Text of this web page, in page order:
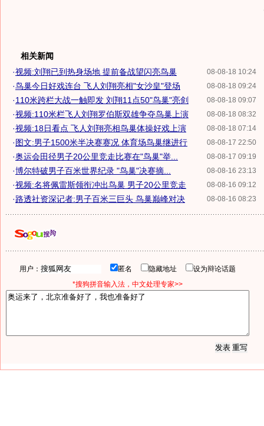
相关新闻
08-08-18 10:24
·视频:刘翔已到热身场地 提前备战望闪亮鸟巢
08-08-18 09:24
·鸟巢今日好戏连台 飞人刘翔亮相"女沙皇"登场
08-08-18 09:07
·110米跨栏大战一触即发 刘翔11点50"鸟巢"亮剑
08-08-18 08:32
·视频:110米栏飞人刘翔罗伯斯双雄争夺鸟巢上演
08-08-18 07:14
·视频:18日看点 飞人刘翔亮相鸟巢体操好戏上演
08-08-17 22:50
·图文:男子1500米半决赛赛况 体育场鸟巢继进行
08-08-17 09:19
·奥运会田径男子20公里竞走比赛在"鸟巢"举...
08-08-16 23:13
·博尔特破男子百米世界纪录 "鸟巢"决赛摘...
08-08-16 09:12
·视频:名将佩雷斯领衔冲出鸟巢 男子20公里竞走
08-08-16 08:23
·路透社资深记者:男子百米三巨头 鸟巢巅峰对决
用户： 匿名 隐藏地址
设为辩论话题
*搜狗拼音输入法，中文处理专家>>